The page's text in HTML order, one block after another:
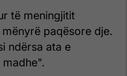
të meningjitit
paqësore dje.
ndërsa ata e